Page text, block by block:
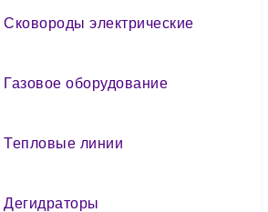
Сковороды электрические
Газовое оборудование
Тепловые линии
Дегидраторы